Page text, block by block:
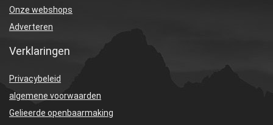
Onze webshops
Adverteren
Verklaringen
Privacybeleid
algemene voorwaarden
Gelieerde openbaarmaking